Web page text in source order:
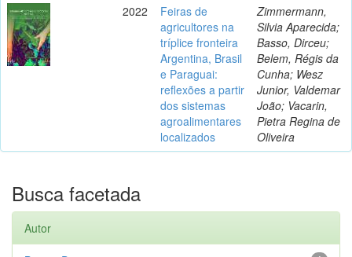
2022
Feiras de
agricultores na
tríplice fronteira
Argentina, Brasil
e Paraguai:
reflexões a partir
dos sistemas
agroalimentares
localizados
Zimmermann,
Silvia Aparecida;
Basso, Dirceu;
Belem, Régis da
Cunha; Wesz
Junior, Valdemar
João; Vacarin,
Pietra Regina de
Oliveira
Busca facetada
Autor